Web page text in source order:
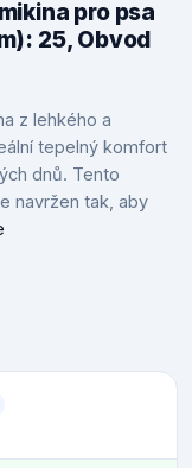
pro psa
25, Obvod
z lehkého a
tepelný komfort
dnů. Tento
navržen tak, aby